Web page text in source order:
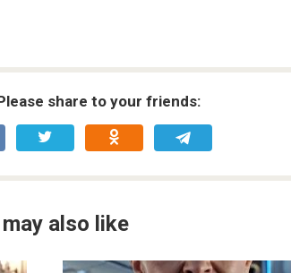
share to your friends:
also like